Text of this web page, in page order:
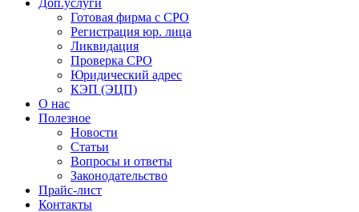
Доп.услуги
Готовая фирма с СРО
Регистрация юр. лица
Ликвидация
Проверка СРО
Юридический адрес
КЭП (ЭЦП)
О нас
Полезное
Новости
Статьи
Вопросы и ответы
Законодательство
Прайс-лист
Контакты